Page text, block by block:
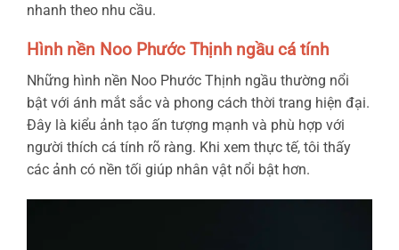
nhanh theo nhu cầu.
Hình nền Noo Phước Thịnh ngầu cá tính
Những hình nền Noo Phước Thịnh ngầu thường nổi
bật với ánh mắt sắc và phong cách thời trang hiện đại.
Đây là kiểu ảnh tạo ấn tượng mạnh và phù hợp với
người thích cá tính rõ ràng. Khi xem thực tế, tôi thấy
các ảnh có nền tối giúp nhân vật nổi bật hơn.